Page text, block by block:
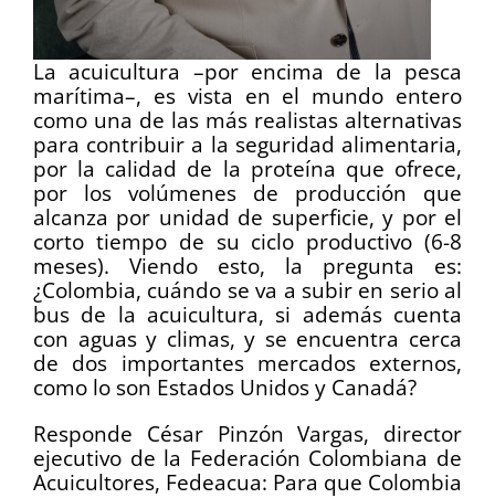
La acuicultura –por encima de la pesca
marítima–, es vista en el mundo entero
como una de las más realistas alternativas
para contribuir a la seguridad alimentaria,
por la calidad de la proteína que ofrece,
por los volúmenes de producción que
alcanza por unidad de superficie, y por el
corto tiempo de su ciclo productivo (6-8
meses). Viendo esto, la pregunta es:
¿Colombia, cuándo se va a subir en serio al
bus de la acuicultura, si además cuenta
con aguas y climas, y se encuentra cerca
de dos importantes mercados externos,
como lo son Estados Unidos y Canadá?
Responde César Pinzón Vargas, director
ejecutivo de la Federación Colombiana de
Acuicultores, Fedeacua: Para que Colombia